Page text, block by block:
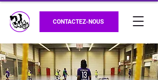
CONTACTEZ-NOUS